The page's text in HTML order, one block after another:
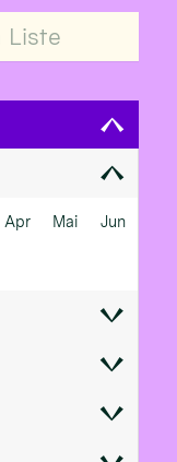
Apr Mai Jun